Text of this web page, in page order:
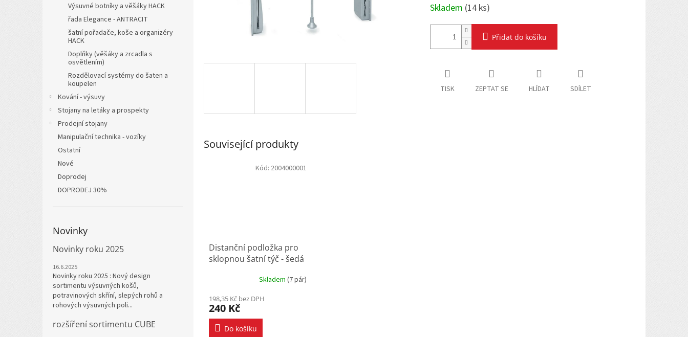
Výsuvné botníky a věšáky HACK
řada Elegance - ANTRACIT
šatní pořadače, koše a organizéry
HACK
Doplňky (věšáky a zrcadla s
osvětlením)
Rozdělovací systémy do šaten a
koupelen
Kování - výsuvy
Stojany na letáky a prospekty
Prodejní stojany
Manipulační technika - vozíky
Ostatní
Nové
Doprodej
DOPRODEJ 30%
Novinky
Novinky roku 2025
16.6.2025
Novinky roku 2025 : Nový design
sortimentu výsuvných košů,
potravinových skříní, slepých rohů a
rohových výsuvných poli...
rozšíření sortimentu CUBE
Skladem (14 ks)
Přidat do košíku
TISK ZEPTAT SE HLÍDAT SDÍLET
Související produkty
Distanční podložka pro
sklopnou šatní týč - šedá
Skladem (7 pár)
198,35 Kč bez DPH
240 Kč
Do košíku
Kód: 2004000001